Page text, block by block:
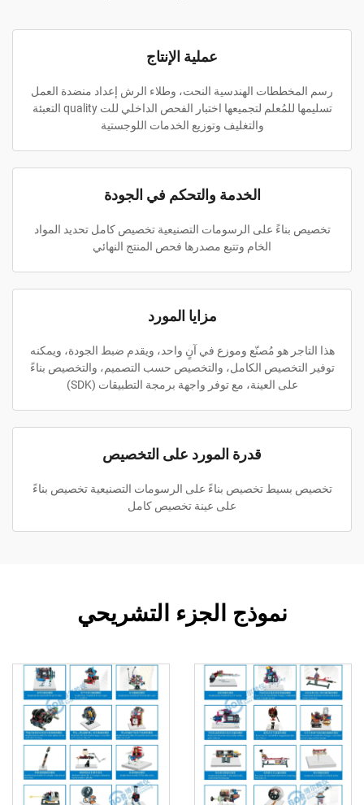
عملية الإنتاج
رسم المخططات الهندسية النحت، وطلاء الرش إعداد منضدة العمل
تسليمها للمُعلم لتجميعها اختبار الفحص الداخلي للت quality التعبئة
والتغليف وتوزيع الخدمات اللوجستية
الخدمة والتحكم في الجودة
تخصيص بناءً على الرسومات التصنيعية تخصيص كامل تحديد المواد
الخام وتتبع مصدرها فحص المنتج النهائي
مزايا المورد
هذا التاجر هو مُصنّع وموزع في آنٍ واحد، ويقدم ضبط الجودة، ويمكنه
توفير التخصيص الكامل، والتخصيص حسب التصميم، والتخصيص بناءً
على العينة، مع توفر واجهة برمجة التطبيقات (SDK)
قدرة المورد على التخصيص
تخصيص بسيط تخصيص بناءً على الرسومات التصنيعية تخصيص بناءً
على عينة تخصيص كامل
نموذج الجزء التشريحي